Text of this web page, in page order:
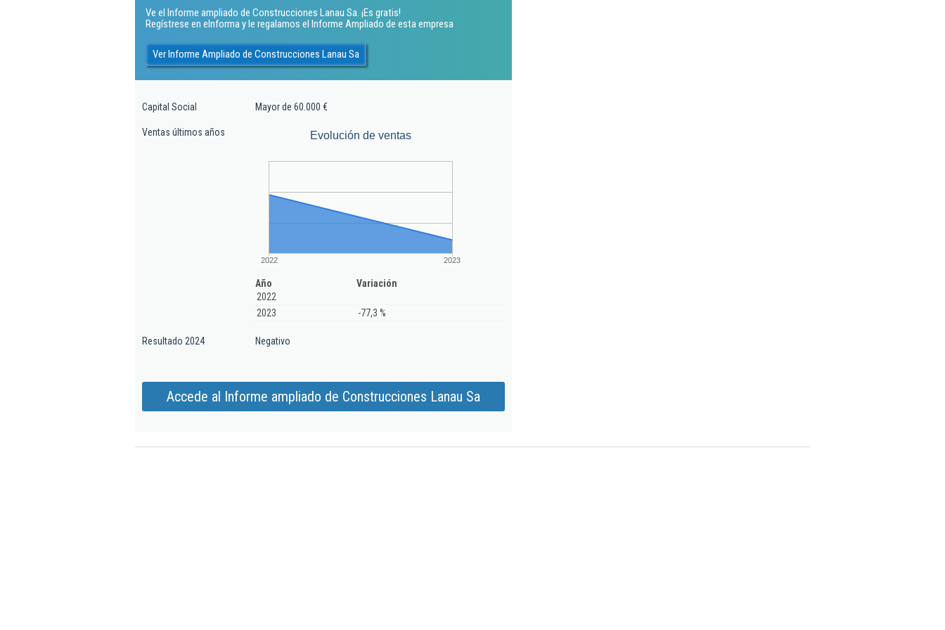
Ve el Informe ampliado de Construcciones Lanau Sa. ¡Es gratis!
Regístrese en eInforma y le regalamos el Informe Ampliado de esta empresa
Ver Informe Ampliado de Construcciones Lanau Sa
Capital Social Mayor de 60.000 €
Ventas últimos años Evolución de ventas
2022 2023
Año
Variación
2022
2023
-77,3 %
Resultado 2024 Negativo
Accede al Informe ampliado de Construcciones Lanau Sa